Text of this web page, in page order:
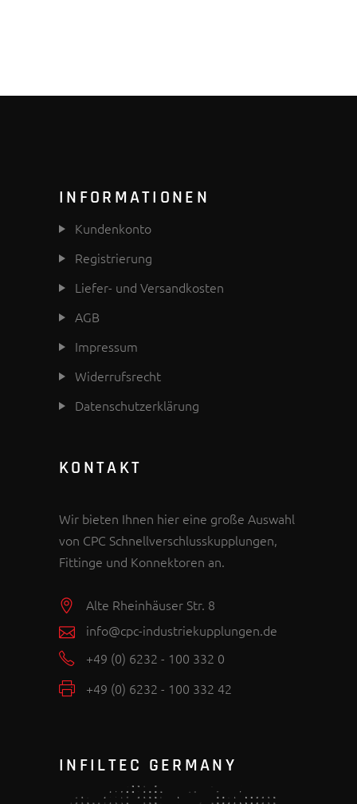
INFORMATIONEN
Kundenkonto
Registrierung
Liefer- und Versandkosten
AGB
Impressum
Widerrufsrecht
Datenschutzerklärung
KONTAKT
Wir bieten Ihnen hier eine große Auswahl
von CPC Schnellverschlusskupplungen,
Fittinge und Konnektoren an.
Alte Rheinhäuser Str. 8
info@cpc-industriekupplungen.de
+49 (0) 6232 - 100 332 0
+49 (0) 6232 - 100 332 42
INFILTEC GERMANY